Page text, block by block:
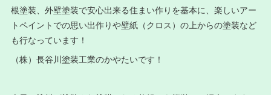
根塗装、外壁塗装で安心出来る住まい作りを基本に、楽しいアー
トペイントでの思い出作りや壁紙（クロス）の上からの塗装など
も行なっています！
（株）長谷川塗装工業のかやたいです！